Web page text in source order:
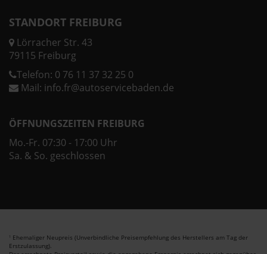
STANDORT FREIBURG
Lörracher Str. 43
79115 Freiburg
Telefon: 0 76 11 37 32 25 0
Mail: info.fr@autoservicebaden.de
ÖFFNUNGSZEITEN FREIBURG
Mo.-Fr. 07:30 - 17:00 Uhr
Sa. & So. geschlossen
1 Ehemaliger Neupreis (Unverbindliche Preisempfehlung des Herstellers am Tag der
Erstzulassung).